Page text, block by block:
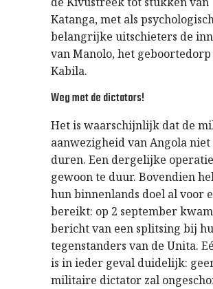
Katanga, met als
belangrijke uitschieters de
van Manolo, het
Kabila.
Weg met de dictators!
Het is waarschijnlijk dat de
aanwezigheid van Angola
duren. Een dergelijke
gewoon te duur. Bovendien
hun binnenlands doel al voor
bereikt: op 2 september
bericht van een splitsing bij
tegenstanders van de Unita.
is in ieder geval duidelijk:
militaire dictator zal